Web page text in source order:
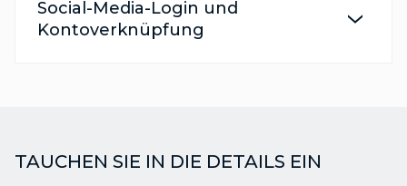
Social-Media-Login und
Kontoverknüpfung
TAUCHEN SIE IN DIE DETAILS EIN